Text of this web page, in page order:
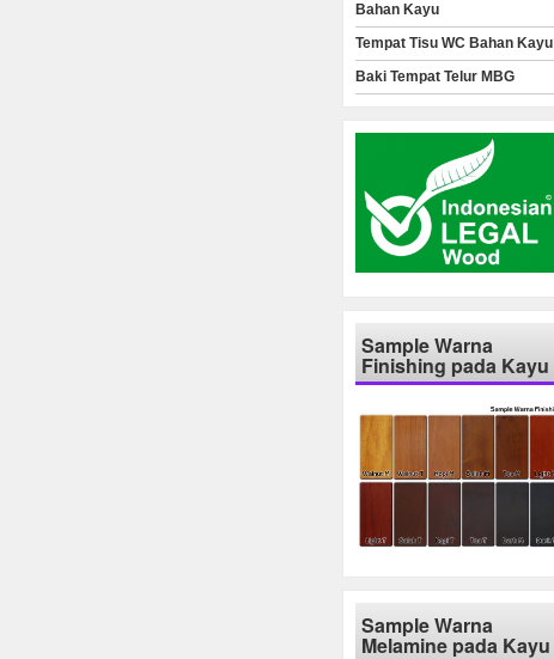
Bahan Kayu
Tempat Tisu WC Bahan Kayu
Baki Tempat Telur MBG
Sample Warna
Finishing pada Kayu
Sample Warna
Melamine pada Kayu